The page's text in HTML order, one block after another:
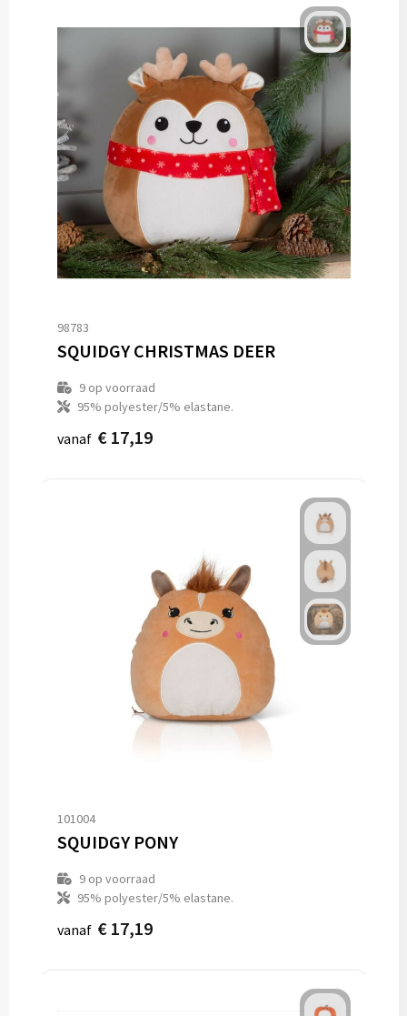
98783
SQUIDGY CHRISTMAS DEER
9op voorraad
95% polyester/5% elastane.
vanaf € 17,19
101004
SQUIDGY PONY
9op voorraad
95% polyester/5% elastane.
vanaf € 17,19